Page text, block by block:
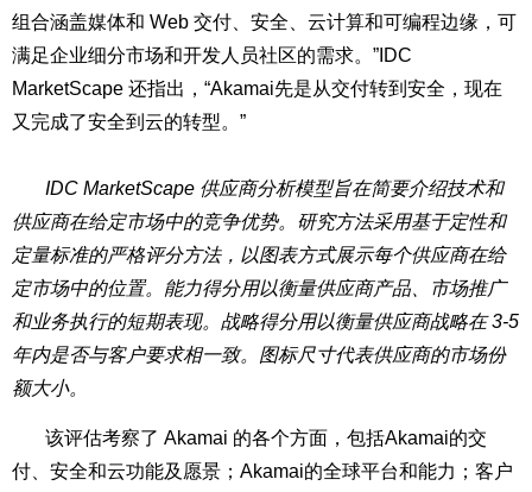
组合涵盖媒体和 Web 交付、安全、云计算和可编程边缘，可
满足企业细分市场和开发人员社区的需求。”IDC
MarketScape 还指出，“Akamai先是从交付转到安全，现在
又完成了安全到云的转型。”
IDC MarketScape 供应商分析模型旨在简要介绍技术和
供应商在给定市场中的竞争优势。研究方法采用基于定性和
定量标准的严格评分方法，以图表方式展示每个供应商在给
定市场中的位置。能力得分用以衡量供应商产品、市场推广
和业务执行的短期表现。战略得分用以衡量供应商战略在 3-5
年内是否与客户要求相一致。图标尺寸代表供应商的市场份
额大小。
该评估考察了 Akamai 的各个方面，包括Akamai的交
付、安全和云功能及愿景；Akamai的全球平台和能力；客户